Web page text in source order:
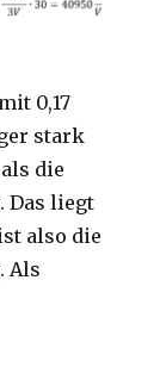
0,17
stark
die
Das liegt
also die
Als